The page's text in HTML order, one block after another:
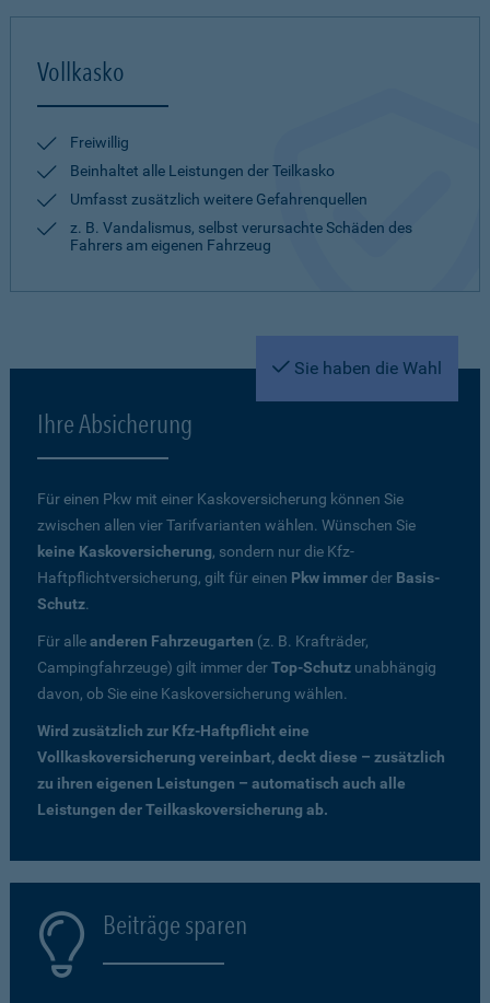
Vollkasko
Freiwillig
Beinhaltet alle Leistungen der Teilkasko
Umfasst zusätzlich weitere Gefahrenquellen
z. B. Vandalismus, selbst verursachte Schäden des
Fahrers am eigenen Fahrzeug
Sie haben die Wahl
Ihre Absicherung
Für einen Pkw mit einer Kaskoversicherung können Sie
zwischen allen vier Tarifvarianten wählen. Wünschen Sie
keine Kaskoversicherung, sondern nur die Kfz-
Haftpflichtversicherung, gilt für einen Pkw immerder Basis-
Schutz.
Für alleanderen Fahrzeugarten (z. B. Krafträder,
Campingfahrzeuge) gilt immer derTop-Schutz unabhängig
davon, ob Sie eine Kaskoversicherung wählen.
Wird zusätzlich zur Kfz-Haftpflicht eine
Vollkaskoversicherung vereinbart, deckt diese – zusätzlich
zu ihren eigenen Leistungen – automatisch auch alle
Leistungen der Teilkaskoversicherung ab.
Beiträge sparen